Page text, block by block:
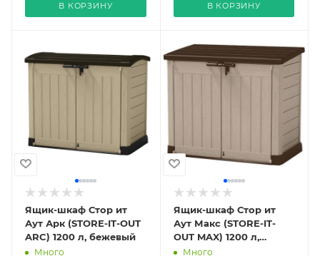
В КОРЗИНУ В КОРЗИНУ
Ящик-шкаф Стор ит
Аут Арк (STORE-IT-OUT
ARC) 1200 л, бежевый
Много
Ящик-шкаф Стор ит
Аут Макс (STORE-IT-
OUT MAX) 1200 л,
бежевый
Много